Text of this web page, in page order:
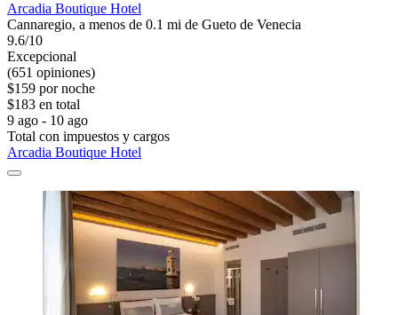
Arcadia Boutique Hotel
Cannaregio, a menos de 0.1 mi de Gueto de Venecia
9.6/10
Excepcional
(651 opiniones)
$159 por noche
$183 en total
9 ago - 10 ago
Total con impuestos y cargos
Arcadia Boutique Hotel